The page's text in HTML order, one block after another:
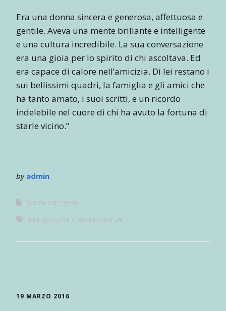
Era una donna sincera e generosa, affettuosa e
gentile. Aveva una mente brillante e intelligente
e una cultura incredibile. La sua conversazione
era una gioia per lo spirito di chi ascoltava. Ed
era capace di calore nell’amicizia. Di lei restano i
sui bellissimi quadri, la famiglia e gli amici che
ha tanto amato, i suoi scritti, e un ricordo
indelebile nel cuore di chi ha avuto la fortuna di
starle vicino.”
by admin
Senza categoria
antroposofia
testimonianze
19 MARZO 2016